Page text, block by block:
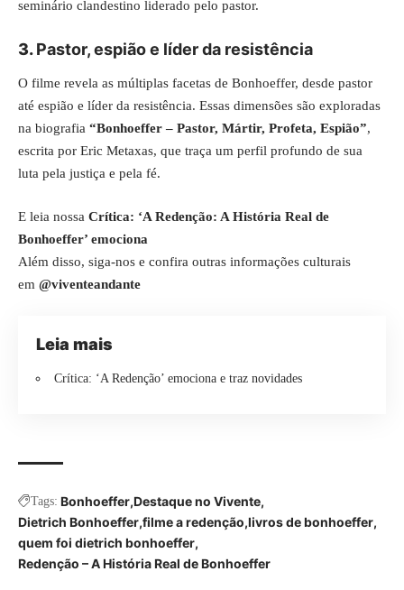
seminário clandestino liderado pelo pastor.
3.Pastor, espião e líder da resistência
O filme revela as múltiplas facetas de Bonhoeffer, desde pastor
até espião e líder da resistência. Essas dimensões são exploradas
na biografia “Bonhoeffer – Pastor, Mártir, Profeta, Espião”,
escrita por Eric Metaxas, que traça um perfil profundo de sua
luta pela justiça e pela fé.
E leia nossa Crítica: ‘A Redenção: A História Real de
Bonhoeffer’ emociona
Além disso, siga-nos e confira outras informações culturais
em @viventeandante
Leia mais
Crítica: ‘A Redenção’ emociona e traz novidades
Tags: Bonhoeffer Destaque no Vivente
Dietrich Bonhoeffer filme a redenção livros de bonhoeffer
quem foi dietrich bonhoeffer
Redenção – A História Real de Bonhoeffer